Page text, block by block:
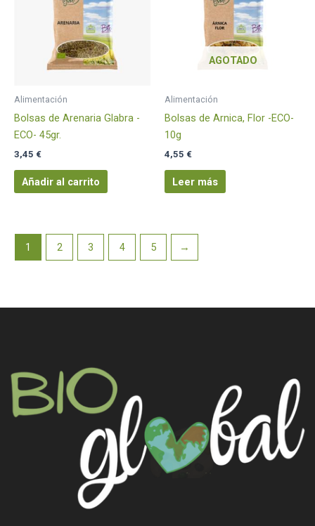
Alimentación
Bolsas de Arenaria Glabra -
ECO- 45gr.
3,45 €
Añadir al carrito
AGOTADO
Alimentación
Bolsas de Arnica, Flor -ECO-
10g
4,55 €
Leer más
1 2 3 4 5 →